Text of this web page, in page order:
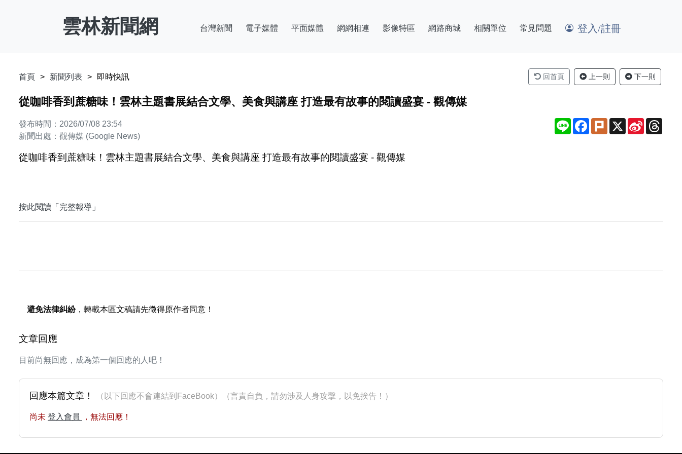
雲林新聞網 台灣新聞 電子媒體 平面媒體 網網相連 影像特區 網路商城 相關單位 常見問題 登入/註冊
首頁 新聞列表 即時快訊 回首頁 上一則 下一則
從咖啡香到蔗糖味！雲林主題書展結合文學、美食與講座 打造最有故事的閱讀盛宴 - 觀傳媒
發布時間：2026/07/08 23:54
新聞出處：觀傳媒 (Google News)
Line Facebook
Plurk X
Sina
Weibo
從咖啡香到蔗糖味！雲林主題書展結合文學、美食與講座 打造最有故事的閱讀盛宴 - 觀傳媒
按此閱讀「完整報導」
避免法律糾紛，轉載本區文稿請先徵得原作者同意！
文章回應
目前尚無回應，成為第一個回應的人吧！
回應本篇文章！ （以下回應不會連結到FaceBook）（言責自負，請勿涉及人身攻擊，以免挨告！）
尚未 登入會員 ，無法回應！